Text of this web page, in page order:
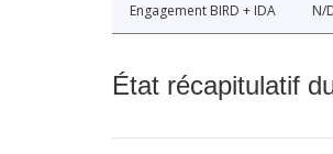
Engagement BIRD + IDA N/
État récapitulatif